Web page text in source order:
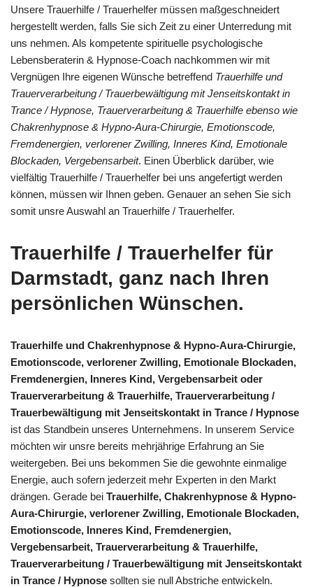
Unsere Trauerhilfe / Trauerhelfer müssen maßgeschneidert
hergestellt werden, falls Sie sich Zeit zu einer Unterredung mit
uns nehmen. Als kompetente spirituelle psychologische
Lebensberaterin & Hypnose-Coach nachkommen wir mit
Vergnügen Ihre eigenen Wünsche betreffend Trauerhilfe und
Trauerverarbeitung / Trauerbewältigung mit Jenseitskontakt in
Trance / Hypnose, Trauerverarbeitung & Trauerhilfe ebenso wie
Chakrenhypnose & Hypno-Aura-Chirurgie, Emotionscode,
Fremdenergien, verlorener Zwilling, Inneres Kind, Emotionale
Blockaden, Vergebensarbeit. Einen Überblick darüber, wie
vielfältig Trauerhilfe / Trauerhelfer bei uns angefertigt werden
können, müssen wir Ihnen geben. Genauer an sehen Sie sich
somit unsre Auswahl an Trauerhilfe / Trauerhelfer.
Trauerhilfe / Trauerhelfer für
Darmstadt, ganz nach Ihren
persönlichen Wünschen.
Trauerhilfe und Chakrenhypnose & Hypno-Aura-Chirurgie,
Emotionscode, verlorener Zwilling, Emotionale Blockaden,
Fremdenergien, Inneres Kind, Vergebensarbeit oder
Trauerverarbeitung & Trauerhilfe, Trauerverarbeitung /
Trauerbewältigung mit Jenseitskontakt in Trance / Hypnose
ist das Standbein unseres Unternehmens. In unserem Service
möchten wir unsre bereits mehrjährige Erfahrung an Sie
weitergeben. Bei uns bekommen Sie die gewohnte einmalige
Energie, auch sofern jederzeit mehr Experten in den Markt
drängen. Gerade bei Trauerhilfe, Chakrenhypnose & Hypno-
Aura-Chirurgie, verlorener Zwilling, Emotionale Blockaden,
Emotionscode, Inneres Kind, Fremdenergien,
Vergebensarbeit, Trauerverarbeitung & Trauerhilfe,
Trauerverarbeitung / Trauerbewältigung mit Jenseitskontakt
in Trance / Hypnose sollten sie null Abstriche entwickeln.